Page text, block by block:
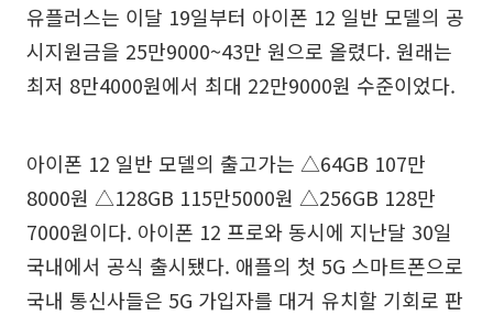
유플러스는 이달 19일부터 아이폰 12 일반 모델의 공
시지원금을 25만9000~43만 원으로 올렸다. 원래는
최저 8만4000원에서 최대 22만9000원 수준이었다.
아이폰 12 일반 모델의 출고가는 △64GB 107만
8000원 △128GB 115만5000원 △256GB 128만
7000원이다. 아이폰 12 프로와 동시에 지난달 30일
국내에서 공식 출시됐다. 애플의 첫 5G 스마트폰으로
국내 통신사들은 5G 가입자를 대거 유치할 기회로 판